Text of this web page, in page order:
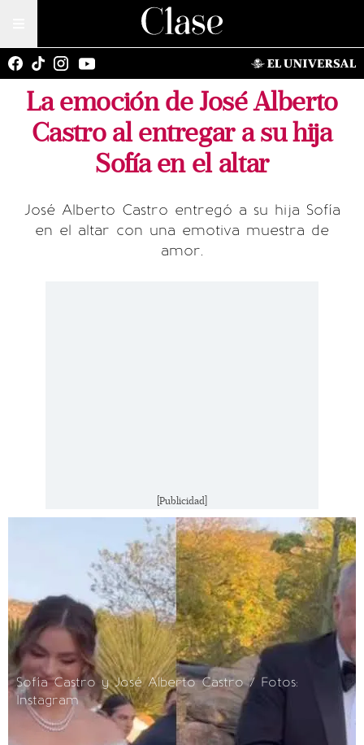
La emoción de José Alberto
Castro al entregar a su hija
Sofía en el altar
José Alberto Castro entregó a su hija Sofía
en el altar con una emotiva muestra de
amor.
[Publicidad]
Sofía Castro y José Alberto Castro / Fotos:
Instagram